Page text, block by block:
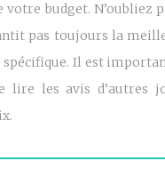
votre budget. N’oubliez
pas toujours la
Il est
lire les avis d’autres